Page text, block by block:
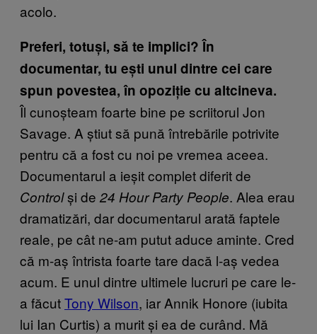
acolo.
Preferi, totuși, să te implici? În
documentar, tu ești unul dintre cei care
spun povestea, în opoziție cu altcineva.
Îl cunoșteam foarte bine pe scriitorul Jon
Savage. A știut să pună întrebările potrivite
pentru că a fost cu noi pe vremea aceea.
Documentarul a ieșit complet diferit de
Controlși de 24 Hour Party People. Alea erau
dramatizări, dar documentarul arată faptele
reale, pe cât ne-am putut aduce aminte. Cred
că m-aș întrista foarte tare dacă l-aș vedea
acum. E unul dintre ultimele lucruri pe care le-
a făcutTony Wilson, iar Annik Honore (iubita
lui Ian Curtis) a murit și ea de curând. Mă